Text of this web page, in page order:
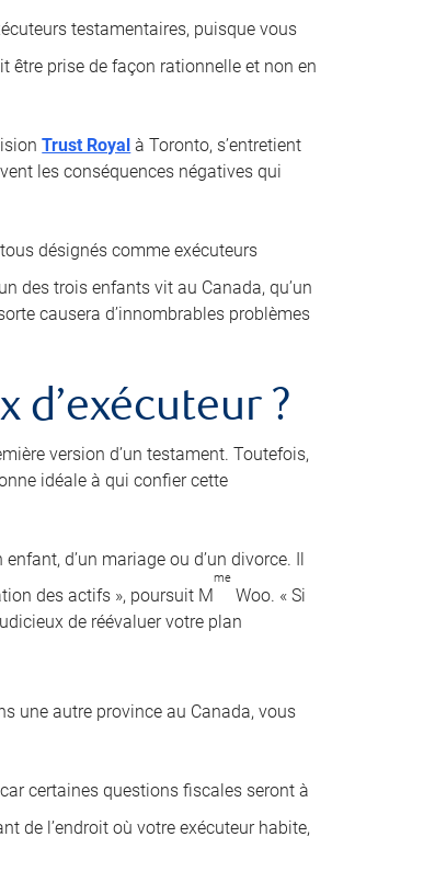
testamentaires, puisque vous
être prise de façon rationnelle et non en
Trust Royal à Toronto, s’entretient
les conséquences négatives qui
désignés comme exécuteurs
des trois enfants vit au Canada, qu’un
causera d’innombrables problèmes
?
version d’un testament. Toutefois,
idéale à qui confier cette
d’un mariage ou d’un divorce. Il
des actifs », poursuit M
me
Woo. « Si
de réévaluer votre plan
une autre province au Canada, vous
certaines questions fiscales seront à
de l’endroit où votre exécuteur habite,